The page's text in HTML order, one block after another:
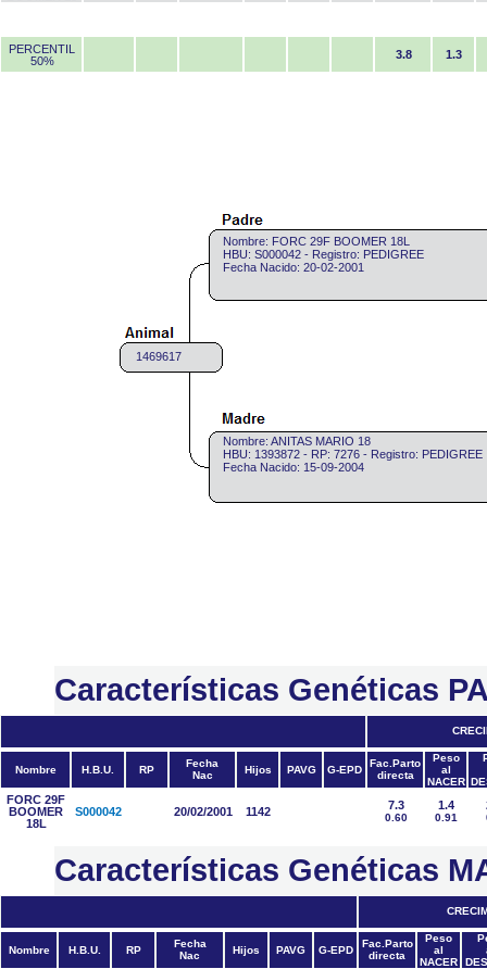
PERCENTIL
50%
3.8 1.3
1469617
Nombre: FORC 29F BOOMER 18L
HBU: S000042 - Registro: PEDIGREE
Fecha Nacido: 20-02-2001
Nombre: ANITAS MARIO 18
HBU: 1393872 - RP: 7276 - Registro: PEDIGREE
Fecha Nacido: 15-09-2004
Características Genéticas
Nombre H.B.U. RP
Fecha
Nac
Hijos PAVG G-EPD
Fac.Parto
directa
Peso
al
NACER
FORC 29F
BOOMER
18L
S000042 20/02/2001 1142 7.3
0.60
1.4
0.91
Características Genéticas
Nombre H.B.U. RP
Fecha
Nac
Hijos PAVG G-EPD
Fac.Parto
directa
Peso
al
NACER